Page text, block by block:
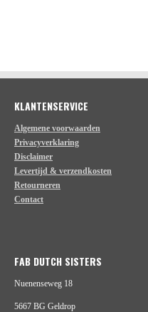
KLANTENSERVICE
Algemene voorwaarden
Privacyverklaring
Disclaimer
Levertijd & verzendkosten
Retourneren
Contact
FAB DUTCH SISTERS
Nuenenseweg 18
5667 BG Geldrop